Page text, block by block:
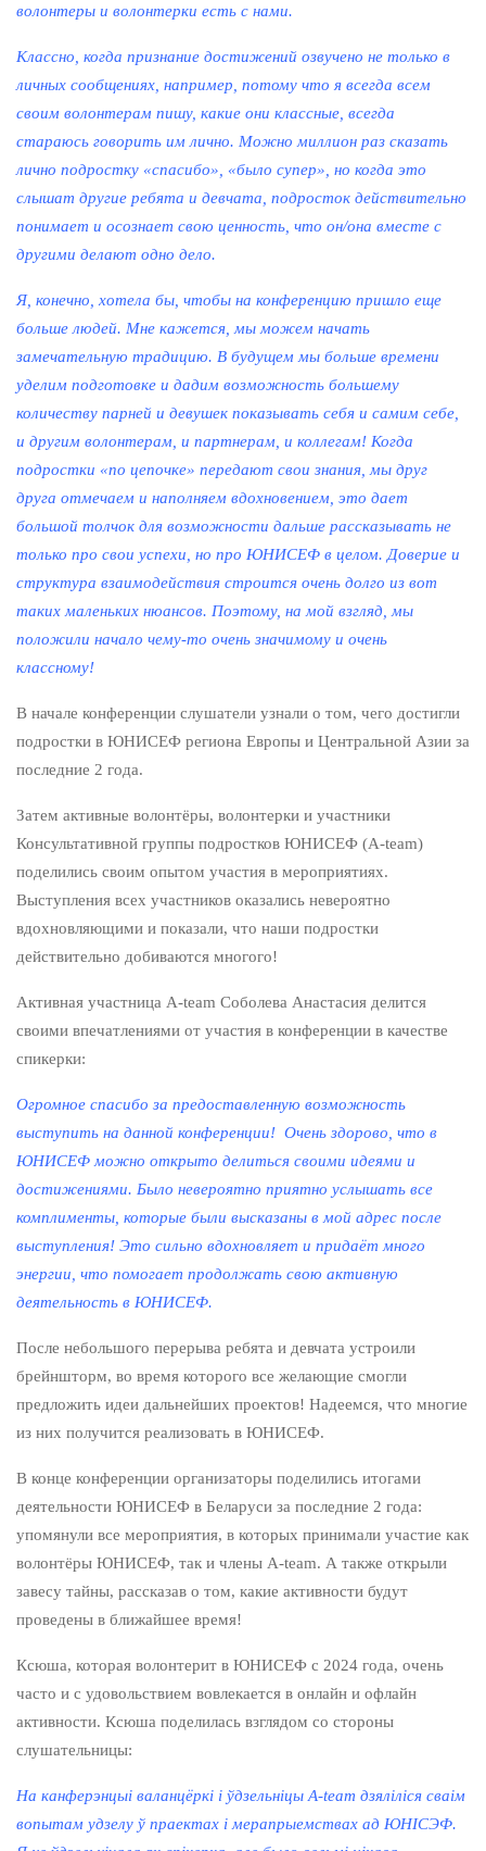
волонтеры и волонтерки есть с нами.
Классно, когда признание достижений озвучено не только в
личных сообщениях, например, потому что я всегда всем
своим волонтерам пишу, какие они классные, всегда
стараюсь говорить им лично. Можно миллион раз сказать
лично подростку «спасибо», «было супер», но когда это
слышат другие ребята и девчата, подросток действительно
понимает и осознает свою ценность, что он/она вместе с
другими делают одно дело.
Я, конечно, хотела бы, чтобы на конференцию пришло еще
больше людей. Мне кажется, мы можем начать
замечательную традицию. В будущем мы больше времени
уделим подготовке и дадим возможность большему
количеству парней и девушек показывать себя и самим себе,
и другим волонтерам, и партнерам, и коллегам! Когда
подростки «по цепочке» передают свои знания, мы друг
друга отмечаем и наполняем вдохновением, это дает
большой толчок для возможности дальше рассказывать не
только про свои успехи, но про ЮНИСЕФ в целом. Доверие и
структура взаимодействия строится очень долго из вот
таких маленьких нюансов. Поэтому, на мой взгляд, мы
положили начало чему-то очень значимому и очень
классному!
В начале конференции слушатели узнали о том, чего достигли
подростки в ЮНИСЕФ региона Европы и Центральной Азии за
последние 2 года.
Затем активные волонтёры, волонтерки и участники
Консультативной группы подростков ЮНИСЕФ (A-team)
поделились своим опытом участия в мероприятиях.
Выступления всех участников оказались невероятно
вдохновляющими и показали, что наши подростки
действительно добиваются многого!
Активная участница A-team Соболева Анастасия делится
своими впечатлениями от участия в конференции в качестве
спикерки:
Огромное спасибо за предоставленную возможность
выступить на данной конференции! Очень здорово, что в
ЮНИСЕФ можно открыто делиться своими идеями и
достижениями. Было невероятно приятно услышать все
комплименты, которые были высказаны в мой адрес после
выступления! Это сильно вдохновляет и придаёт много
энергии, что помогает продолжать свою активную
деятельность в ЮНИСЕФ.
После небольшого перерыва ребята и девчата устроили
брейншторм, во время которого все желающие смогли
предложить идеи дальнейших проектов! Надеемся, что многие
из них получится реализовать в ЮНИСЕФ.
В конце конференции организаторы поделились итогами
деятельности ЮНИСЕФ в Беларуси за последние 2 года:
упомянули все мероприятия, в которых принимали участие как
волонтёры ЮНИСЕФ, так и члены A-team. А также открыли
завесу тайны, рассказав о том, какие активности будут
проведены в ближайшее время!
Ксюша, которая волонтерит в ЮНИСЕФ с 2024 года, очень
часто и с удовольствием вовлекается в онлайн и офлайн
активности. Ксюша поделилась взглядом со стороны
слушательницы:
На канферэнцыі валанцёркі і ўдзельніцы A-team дзяліліся сваім
вопытам удзелу ў праектах і мерапрыемствах ад ЮНІСЭФ.